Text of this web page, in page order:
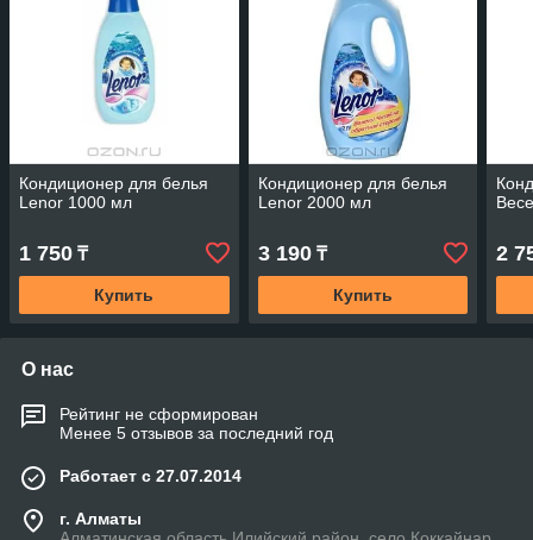
Кондиционер для белья
Lenor 1000 мл
1 750 ₸
Купить
Кондиционер для белья
Lenor 2000 мл
3 190₸
Купить
2
О нас
Рейтинг не сформирован
Менее 5 отзывов за последний год
Работает с 27.07.2014
г. Алматы